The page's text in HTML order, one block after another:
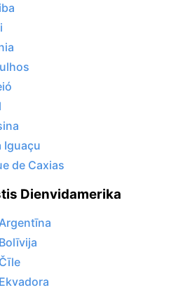
Iguaçu
de Caxias
Dienvidamerika